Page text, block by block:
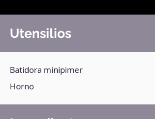
Utensilios
Batidora minipimer
Horno